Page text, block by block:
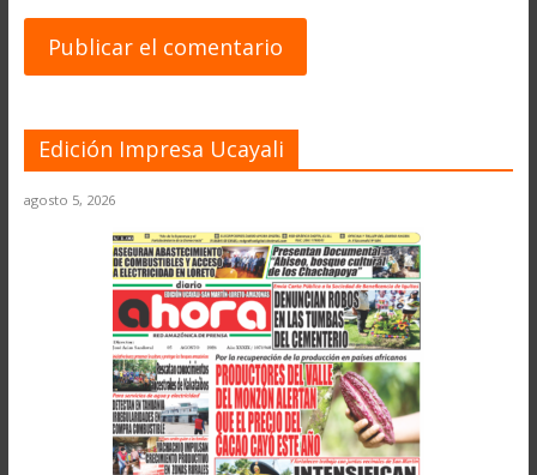
Edición Impresa Ucayali
agosto 5, 2026